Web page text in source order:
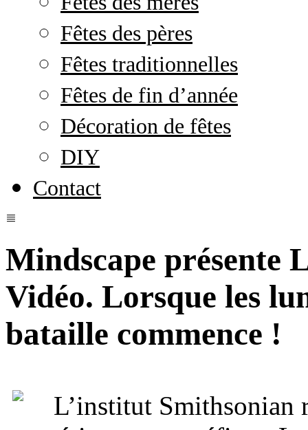
Fêtes des pères
Fêtes traditionnelles
Fêtes de fin d’année
Décoration de fêtes
DIY
Contact
Mindscape présente
Vidéo. Lorsque les
bataille commence !
L’institut Smithsonian